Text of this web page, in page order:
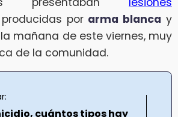
por arma blanca y
mañana de este viernes, muy
de la comunidad.
cuántos tipos hay